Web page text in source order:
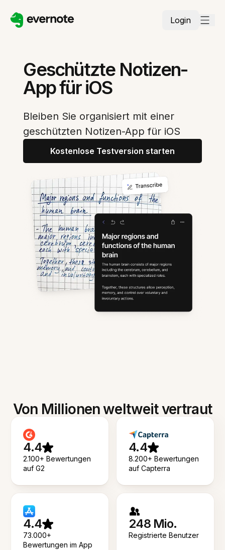
Login
Geschützte Notizen-
App für iOS
Bleiben Sie organisiert mit einer
geschützten Notizen-App für iOS
Kostenlose Testversion starten
Von Millionen weltweit vertraut
4.4
2.100+ Bewertungen
auf G2
4.4
8.200+ Bewertungen
auf Capterra
4.4
73.000+
Bewertungen im App
248 Mio.
Registrierte Benutzer